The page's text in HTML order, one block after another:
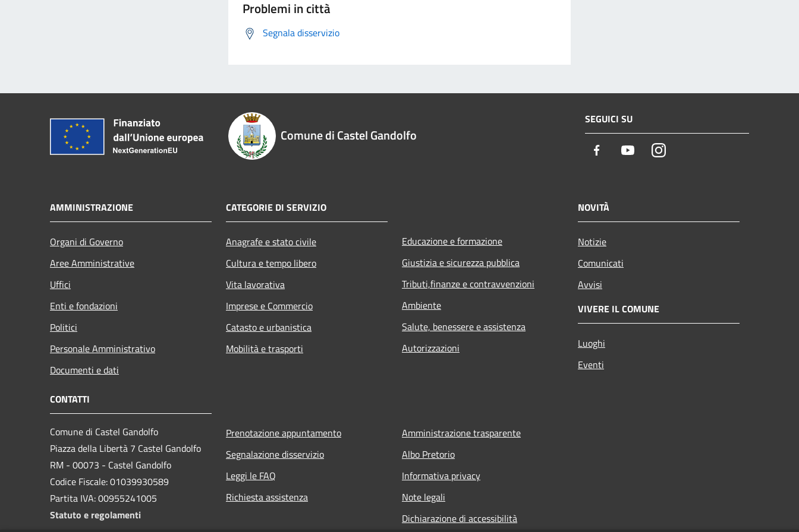
Problemi in città
Segnala disservizio
Comune di Castel Gandolfo
SEGUICI SU
Facebook YoutubeInstagram
AMMINISTRAZIONE
Organi di Governo
Aree Amministrative
Uffici
Enti e fondazioni
Politici
Personale Amministrativo
Documenti e dati
CATEGORIE DI SERVIZIO
Anagrafe e stato civile
Cultura e tempo libero
Vita lavorativa
Imprese e Commercio
Catasto e urbanistica
Mobilità e trasporti
Educazione e formazione
Giustizia e sicurezza pubblica
Tributi,finanze e contravvenzioni
Ambiente
Salute, benessere e assistenza
Autorizzazioni
NOVITÀ
Notizie
Comunicati
Avvisi
VIVERE IL COMUNE
Luoghi
Eventi
CONTATTI
Comune di Castel Gandolfo
Piazza della Libertà 7 Castel Gandolfo
RM - 00073 - Castel Gandolfo
Codice Fiscale: 01039930589
Partita IVA: 00955241005
Statuto e regolamenti
Prenotazione appuntamento
Segnalazione disservizio
Leggi le FAQ
Richiesta assistenza
Amministrazione trasparente
Albo Pretorio
Informativa privacy
Note legali
Dichiarazione di accessibilità